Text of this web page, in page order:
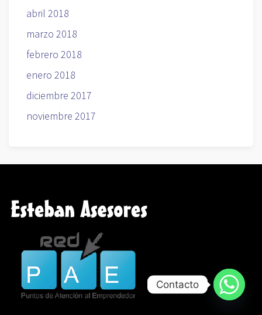
abril 2018
marzo 2018
febrero 2018
enero 2018
diciembre 2017
noviembre 2017
Contacto